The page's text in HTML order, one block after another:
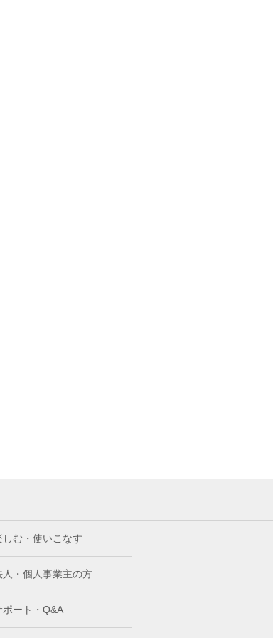
しむ・使いこなす
人・個人事業主の方
ポート・Q&A